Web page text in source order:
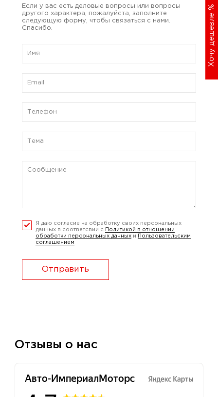
Хочу дешевле
%
Если у вас есть деловые вопросы или вопросы
другого характера, пожалуйста, заполните
следующую форму, чтобы связаться с нами.
Спасибо.
Я даю согласие на обработку своих персональных
данных в соответсвии с
Политикой в отношении
обработки персональных данных и
Пользовательским
соглашением
Отправить
Отзывы о нас